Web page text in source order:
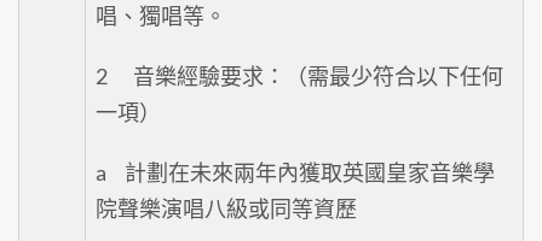
唱、獨唱等。
2 音樂經驗要求：（需最少符合以下任何
一項）
a 計劃在未來兩年內獲取英國皇家音樂學
院聲樂演唱八級或同等資歷